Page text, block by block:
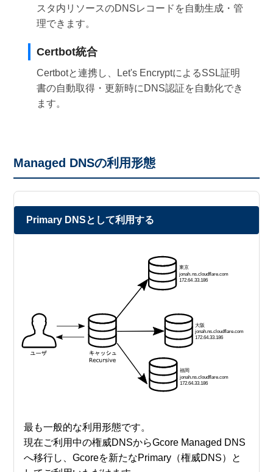
スタ内リソースのDNSレコードを自動生成・管
理できます。
Certbot統合
Certbotと連携し、Let's EncryptによるSSL証明
書の自動取得・更新時にDNS認証を自動化でき
ます。
Managed DNSの利用形態
Primary DNSとして利用する
最も一般的な利用形態です。
現在ご利用中の権威DNSからGcore Managed DNS
へ移行し、Gcoreを新たなPrimary（権威DNS）と